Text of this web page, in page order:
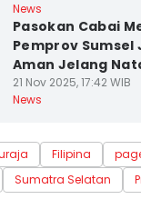
News
Pasokan Cabai
Pemprov Sumsel
Aman Jelang
21 Nov 2025, 17:42 WIB
News
Filipina
Sumatra Selatan